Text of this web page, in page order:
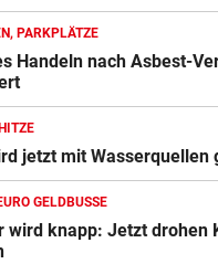
PARKPLÄTZE
Handeln nach Asbest-
jetzt mit Wasserquellen
GELDBUSSE
wird knapp: Jetzt drohen